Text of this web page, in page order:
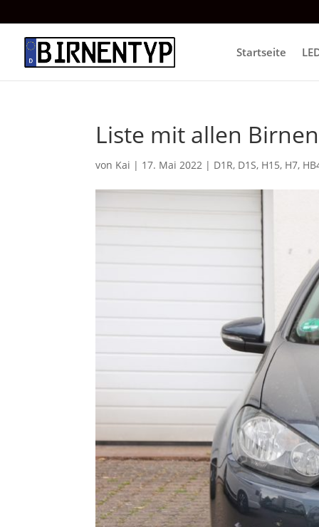
Startseite
Liste mit allen
von Kai | 17. Mai 2022 | D1R, D1S, H15, H7,